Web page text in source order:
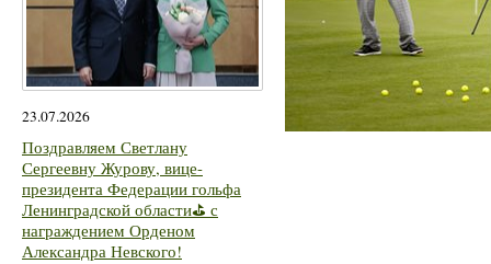
23.07.2026
Поздравляем Светлану
Сергеевну Журову, вице-
президента Федерации гольфа
Ленинградской области⛳ с
награждением Орденом
Александра Невского!